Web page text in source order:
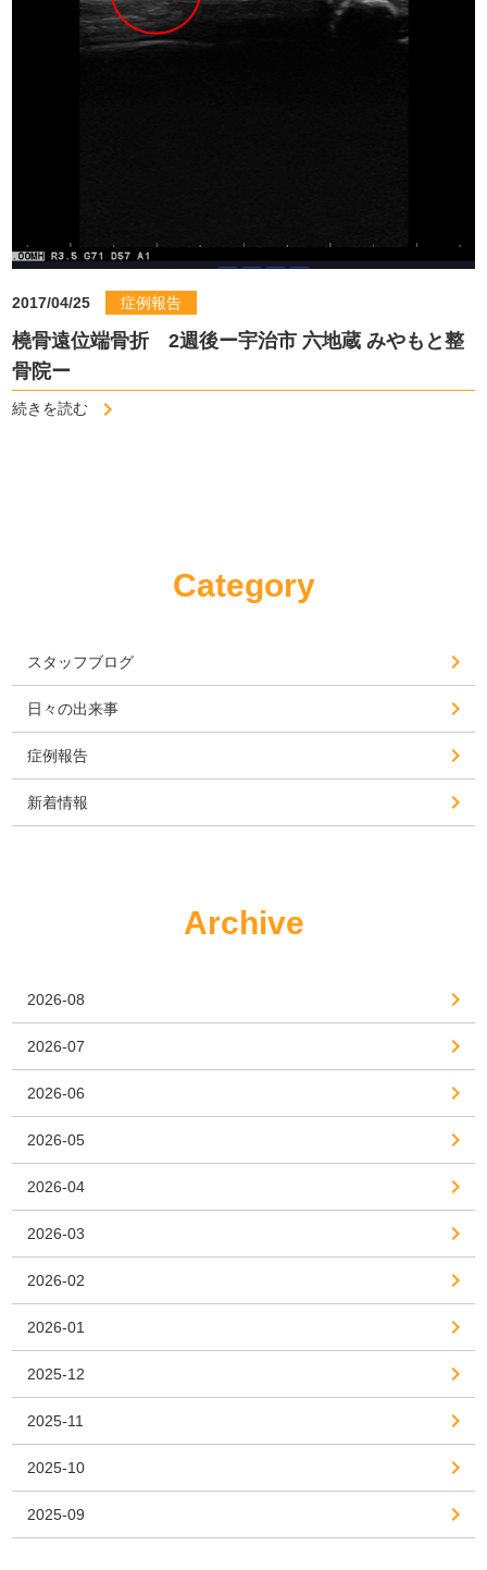
2017/04/25 症例報告
橈骨遠位端骨折 2週後ー宇治市 六地蔵 みやもと整
骨院ー
続きを読む
Category
スタッフブログ
日々の出来事
症例報告
新着情報
Archive
2026-08
2026-07
2026-06
2026-05
2026-04
2026-03
2026-02
2026-01
2025-12
2025-11
2025-10
2025-09